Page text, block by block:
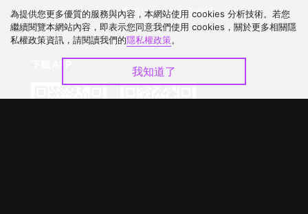
升級VIP
合作洽談
為提供您更多優質的服務與內容，本網站使用 cookies 分析技術。若您
繼續閱覽本網站內容，即表示您同意我們使用 cookies，關於更多相關隱
私權政策資訊，請閱讀我們的隱私權政策。
我知道了